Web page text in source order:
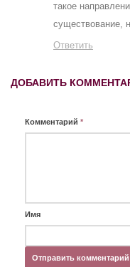
такое
существование,
Ответить
ДОБАВИТЬ
Комментарий *
Имя